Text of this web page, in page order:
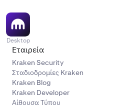
Desktop
Εταιρεία
Kraken Security
Σταδιοδρομίες Kraken
Kraken Blog
Kraken Developer
Αίθουσα Τύπου